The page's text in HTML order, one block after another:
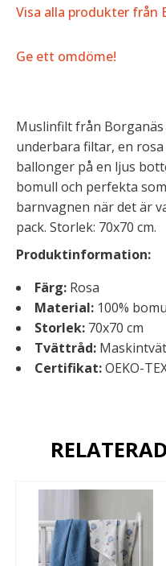
Visa alla produkter från
Ge ett omdöme!
Muslinfilt från
underbara filtar, en
ballonger på en ljus
bomull och perfekta
barnvagnen när det är
pack. Storlek: 70x70 cm.
Produktinformation:
Färg: Rosa
Material: 100%
Storlek: 70x70 cm
Tvättråd:
Certifikat:OEKO-